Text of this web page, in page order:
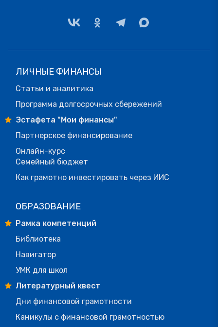
ЛИЧНЫЕ ФИНАНСЫ
Статьи и аналитика
Программа долгосрочных сбережений
Эстафета "Мои финансы"
Партнерское финансирование
Онлайн-курс
Семейный бюджет
Как грамотно инвестировать через ИИС
ОБРАЗОВАНИЕ
Рамка компетенций
Библиотека
Навигатор
УМК для школ
Литературный квест
Дни финансовой грамотности
Каникулы с финансовой грамотностью